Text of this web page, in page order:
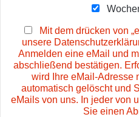
Mit dem drücken von
unsere
Anmelden eine eMail und
abschließend bestätigen.
wird Ihre eMail-Adresse
automatisch gelöscht und
eMails von uns. In jeder von
Sie einen